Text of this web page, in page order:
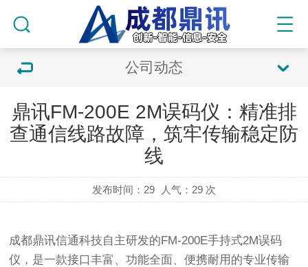
公司动态
鼎讯FM-200E 2M误码仪：精准排
查通信线路故障，筑牢传输稳定防
线
发布时间：29 人气： 29 次
成都鼎讯信通科技自主研发的FM-200E手持式2M误码
仪 ，是一款接口丰富、功能全面、便携耐用的专业传输